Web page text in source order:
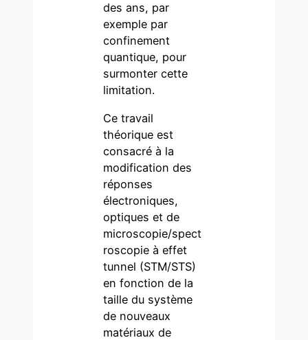
des ans, par
exemple par
confinement
quantique, pour
surmonter cette
limitation.
Ce travail
théorique est
consacré à la
modification des
réponses
électroniques,
optiques et de
microscopie/spect
roscopie à effet
tunnel (STM/STS)
en fonction de la
taille du système
de nouveaux
matériaux de